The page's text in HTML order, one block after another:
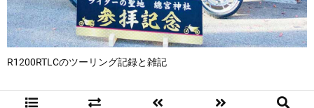
R1200RTLCのツーリング記録と雑記